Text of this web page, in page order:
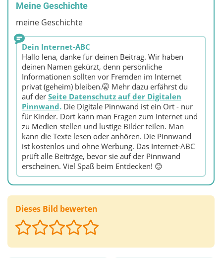
Meine Geschichte
meine Geschichte
Dein Internet-ABC
Hallo lena, danke für deinen Beitrag. Wir haben
deinen Namen gekürzt, denn persönliche
Informationen sollten vor Fremden im Internet
privat (geheim) bleiben.🤫 Mehr dazu erfährst du
auf der Seite Datenschutz auf der Digitalen
Pinnwand. Die Digitale Pinnwand ist ein Ort - nur
für Kinder. Dort kann man Fragen zum Internet und
zu Medien stellen und lustige Bilder teilen. Man
kann die Texte lesen oder anhören. Die Pinnwand
ist kostenlos und ohne Werbung. Das Internet-ABC
prüft alle Beiträge, bevor sie auf der Pinnwand
erscheinen. Viel Spaß beim Entdecken! 😊
Dieses Bild bewerten